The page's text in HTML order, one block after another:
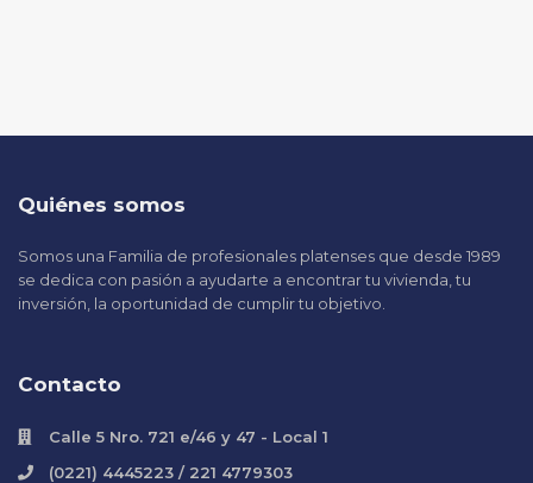
Quiénes somos
Somos una Familia de profesionales platenses que desde 1989
se dedica con pasión a ayudarte a encontrar tu vivienda, tu
inversión, la oportunidad de cumplir tu objetivo.
Contacto
Calle 5 Nro. 721 e/46 y 47 - Local 1
(0221) 4445223 / 221 4779303